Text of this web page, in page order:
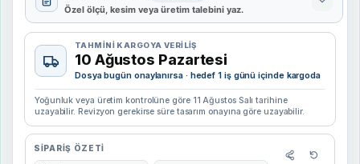
Özel ölçü, kesim veya üretim talebini yaz.
TAHMINI KARGOYA VERILIŞ
10 Ağustos Pazartesi
Dosya bugün onaylanırsa · hedef 1 iş günü içinde kargoda
Yoğunluk veya üretim kontrolüne göre 11 Ağustos Salı tarihine
uzayabilir. Revizyon gerekirse süre tasarım onayına göre uzayabilir.
SIPARIŞ ÖZETI